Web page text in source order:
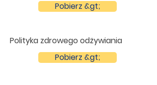
Pobierz &gt;
Polityka zdrowego odżywiania
Pobierz &gt;